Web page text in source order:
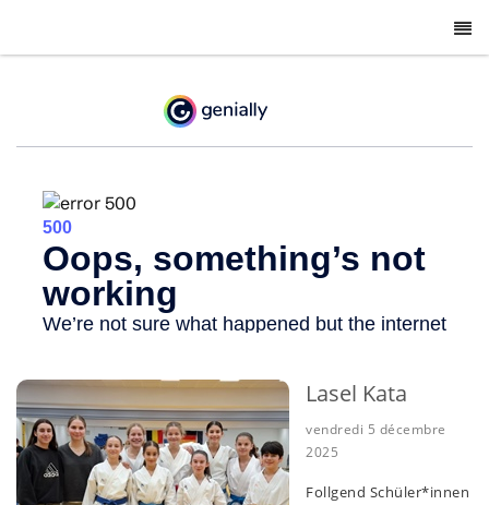
Lasel Kata
vendredi 5 décembre
2025
Follgend Schüler*innen